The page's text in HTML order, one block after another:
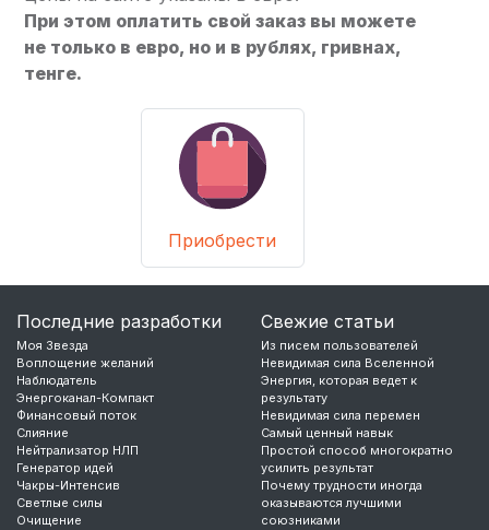
При этом оплатить свой заказ вы можете
не только в евро, но и в рублях, гривнах,
тенге.
Приобрести
Последние разработки
Моя Звезда
Воплощение желаний
Наблюдатель
Энергоканал-Компакт
Финансовый поток
Слияние
Нейтрализатор НЛП
Генератор идей
Чакры-Интенсив
Светлые силы
Очищение
Свежие статьи
Из писем пользователей
Невидимая сила Вселенной
Энергия, которая ведет к
результату
Невидимая сила перемен
Самый ценный навык
Простой способ многократно
усилить результат
Почему трудности иногда
оказываются лучшими
союзниками